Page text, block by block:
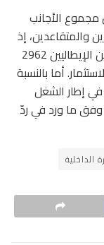
40 بالمائة من مجموع الأجانب
والمتقاعدين، إذ
بلغ عدد بطاقات الإقامة الممنوحة للمتقاعدين الإيطاليين 2962
والاستثمار. أما بالنسبة
بطاقة إقامة في إطار الشغل
وفق ما ورد في ردّ
الداخلية